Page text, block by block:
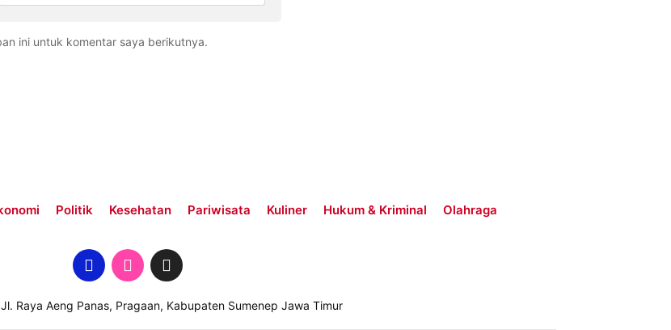
ini untuk komentar saya berikutnya.
Politik Kesehatan Pariwisata Kuliner Hukum & Kriminal Olahraga
Raya Aeng Panas, Pragaan, Kabupaten Sumenep Jawa Timur